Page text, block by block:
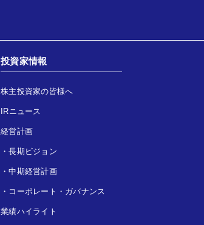
投資家情報
株主投資家の皆様へ
IRニュース
経営計画
・長期ビジョン
・中期経営計画
・ コーポレート・ガバナンス
業績ハイライト